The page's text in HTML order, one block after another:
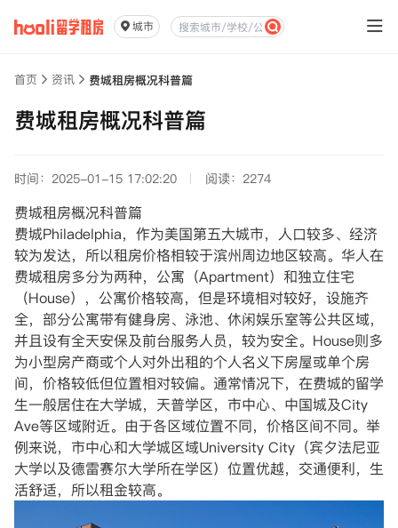
城市
首页 资讯 费城租房概况科普篇
费城租房概况科普篇
时间：2025-01-15 17:02:20 阅读：2274
费城租房概况科普篇
费城Philadelphia，作为美国第五大城市，人口较多、经济
较为发达，所以租房价格相较于滨州周边地区较高。华人在
费城租房多分为两种，公寓（Apartment）和独立住宅
（House），公寓价格较高，但是环境相对较好，设施齐
全，部分公寓带有健身房、泳池、休闲娱乐室等公共区域，
并且设有全天安保及前台服务人员，较为安全。House则多
为小型房产商或个人对外出租的个人名义下房屋或单个房
间，价格较低但位置相对较偏。通常情况下，在费城的留学
生一般居住在大学城，天普学区，市中心、中国城及City
Ave等区域附近。由于各区域位置不同，价格区间不同。举
例来说，市中心和大学城区域University City（宾夕法尼亚
大学以及德雷赛尔大学所在学区）位置优越，交通便利，生
活舒适，所以租金较高。